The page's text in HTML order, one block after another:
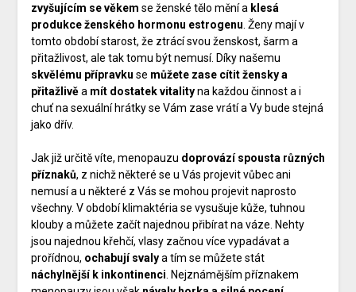
zvyšujícím se věkem se ženské tělo mění a klesá
produkce ženského hormonu estrogenu . Ženy mají v
tomto období starost, že ztrácí svou ženskost, šarm a
přitažlivost, ale tak tomu být nemusí. Díky našemu
skvělému přípravku se můžete zase cítit žensky a
přitažlivěa mít dostatek vitalityna každou činnost a i
chuť na sexuální hrátky se Vám zase vrátí a Vy bude stejná
jako dřív.
Jak již určitě víte, menopauzu doprovází spousta různých
příznaků, z nichž některé se u Vás projevit vůbec ani
nemusí a u některé z Vás se mohou projevit naprosto
všechny. V období klimaktéria se vysušuje kůže, tuhnou
klouby a můžete začít najednou přibírat na váze. Nehty
jsou najednou křehčí, vlasy začnou více vypadávat a
prořídnou, ochabují svalya tím se můžete stát
náchylnější k inkontinenci . Nejznámějším příznakem